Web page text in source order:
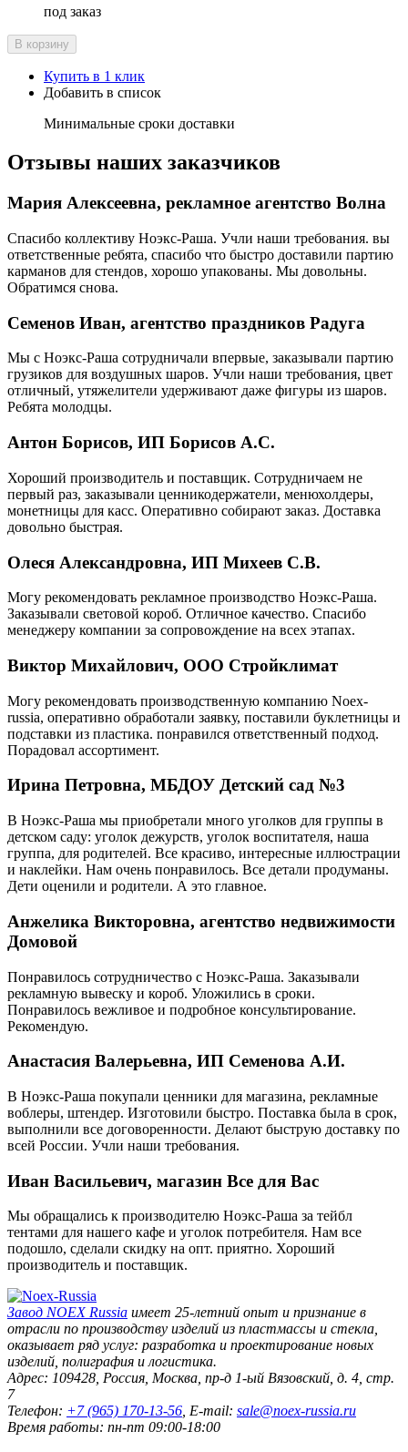
под заказ
В корзину
Купить в 1 клик
Добавить в список
Минимальные сроки доставки
Отзывы наших заказчиков
Мария Алексеевна, рекламное агентство Волна
Спасибо коллективу Ноэкс-Раша. Учли наши требования. вы
ответственные ребята, спасибо что быстро доставили партию
карманов для стендов, хорошо упакованы. Мы довольны.
Обратимся снова.
Семенов Иван, агентство праздников Радуга
Мы с Ноэкс-Раша сотрудничали впервые, заказывали партию
грузиков для воздушных шаров. Учли наши требования, цвет
отличный, утяжелители удерживают даже фигуры из шаров.
Ребята молодцы.
Антон Борисов, ИП Борисов А.С.
Хороший производитель и поставщик. Сотрудничаем не
первый раз, заказывали ценникодержатели, менюхолдеры,
монетницы для касс. Оперативно собирают заказ. Доставка
довольно быстрая.
Олеся Александровна, ИП Михеев С.В.
Могу рекомендовать рекламное производство Ноэкс-Раша.
Заказывали световой короб. Отличное качество. Спасибо
менеджеру компании за сопровождение на всех этапах.
Виктор Михайлович, ООО Стройклимат
Могу рекомендовать производственную компанию Noex-
russia, оперативно обработали заявку, поставили буклетницы и
подставки из пластика. понравился ответственный подход.
Порадовал ассортимент.
Ирина Петровна, МБДОУ Детский сад №3
В Ноэкс-Раша мы приобретали много уголков для группы в
детском саду: уголок дежурств, уголок воспитателя, наша
группа, для родителей. Все красиво, интересные иллюстрации
и наклейки. Нам очень понравилось. Все детали продуманы.
Дети оценили и родители. А это главное.
Анжелика Викторовна, агентство недвижимости
Домовой
Понравилось сотрудничество с Ноэкс-Раша. Заказывали
рекламную вывеску и короб. Уложились в сроки.
Понравилось вежливое и подробное консультирование.
Рекомендую.
Анастасия Валерьевна, ИП Семенова А.И.
В Ноэкс-Раша покупали ценники для магазина, рекламные
воблеры, штендер. Изготовили быстро. Поставка была в срок,
выполнили все договоренности. Делают быструю доставку по
всей России. Учли наши требования.
Иван Васильевич, магазин Все для Вас
Мы обращались к производителю Ноэкс-Раша за тейбл
тентами для нашего кафе и уголок потребителя. Нам все
подошло, сделали скидку на опт. приятно. Хороший
производитель и поставщик.
Завод NOEX Russia имеет 25-летний опыт и признание в
отрасли по производству изделий из пластмассы и стекла,
оказывает ряд услуг: разработка и проектирование новых
изделий, полиграфия и логистика.
Адрес: 109428, Россия, Москва, пр-д 1-ый Вязовский, д. 4, стр.
7
Телефон: +7 (965) 170-13-56, E-mail: sale@noex-russia.ru
Время работы: пн-пт 09:00-18:00